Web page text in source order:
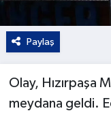
Paylaş
Olay, Hızırpaşa
meydana geldi.